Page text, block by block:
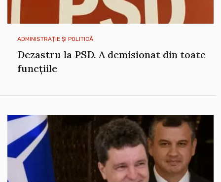
ADMINISTRAȚIE ȘI POLITICĂ
Dezastru la PSD. A demisionat din toate
funcțiile